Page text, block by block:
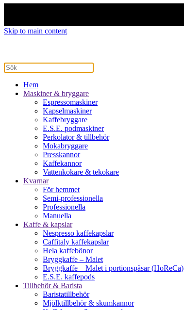
Skip to main content
Hem
Maskiner & bryggare
Espressomaskiner
Kapselmaskiner
Kaffebryggare
E.S.E. podmaskiner
Perkolator & tillbehör
Mokabryggare
Presskannor
Kaffekannor
Vattenkokare & tekokare
Kvarnar
För hemmet
Semi-professionella
Professionella
Manuella
Kaffe & kapslar
Nespresso kaffekapslar
Caffitaly kaffekapslar
Hela kaffebönor
Bryggkaffe – Malet
Bryggkaffe – Malet i portionspåsar (HoReCa)
E.S.E. kaffepods
Tillbehör & Barista
Baristatillbehör
Mjölktillbehör & skumkannor